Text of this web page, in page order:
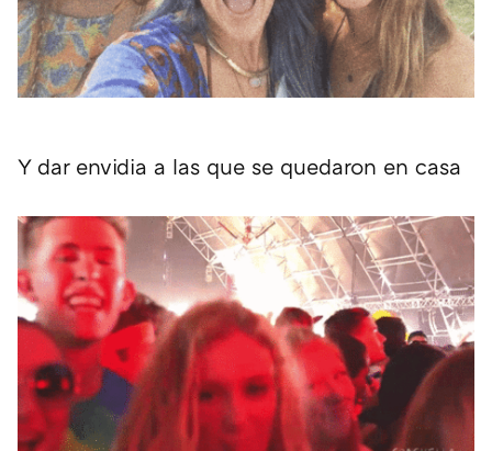
Y dar envidia a las que se quedaron en casa